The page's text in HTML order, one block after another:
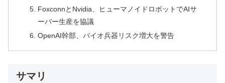
FoxconnとNvidia、ヒューマノイドロボットでAIサ
ーバー生産を協議
OpenAI幹部、バイオ兵器リスク増大を警告
サマリ